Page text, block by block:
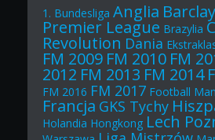
1. Bundesliga Anglia
Premier League Brazylia
Revolution Dania
FM 2009 FM 2010 FM
2012 FM 2013 FM 2014
FM 2016 FM 2017 Football
Francja GKS Tychy
Holandia Hongkong Lech